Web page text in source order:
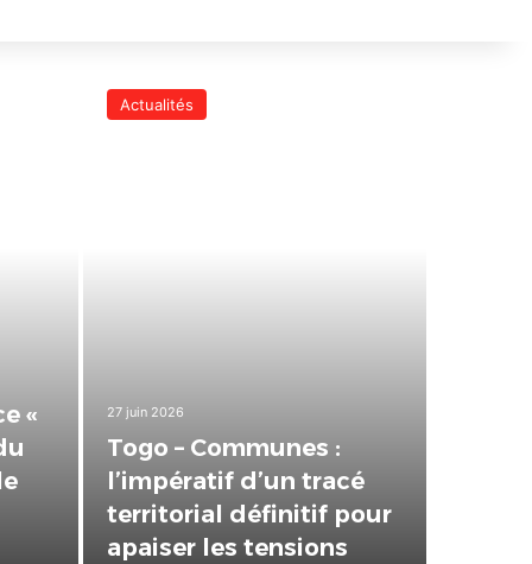
«
Actualités
27 juin 2026
Togo – Communes :
l’impératif d’un tracé
territorial définitif pour
apaiser les tensions